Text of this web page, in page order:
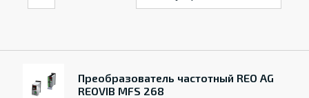
Преобразователь частотный REO AG
REOVIB MFS 268